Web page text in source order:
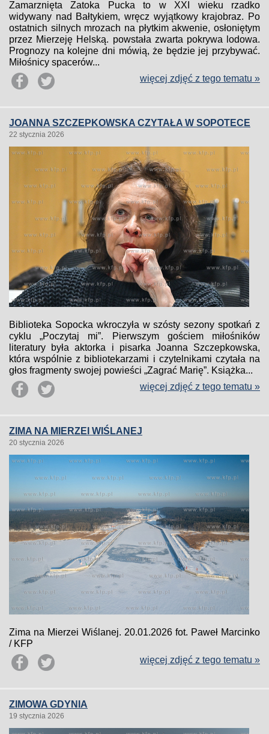
Zamarznięta Zatoka Pucka to w XXI wieku rzadko
widywany nad Bałtykiem, wręcz wyjątkowy krajobraz. Po
ostatnich silnych mrozach na płytkim akwenie, osłoniętym
przez Mierzeję Helską. powstała zwarta pokrywa lodowa.
Prognozy na kolejne dni mówią, że będzie jej przybywać.
Miłośnicy spacerów...
więcej zdjęć z tego tematu »
JOANNA SZCZEPKOWSKA CZYTAŁA W SOPOTECE
22 stycznia 2026
Biblioteka Sopocka wkroczyła w szósty sezony spotkań z
cyklu „Poczytaj mi”. Pierwszym gościem miłośników
literatury była aktorka i pisarka Joanna Szczepkowska,
która wspólnie z bibliotekarzami i czytelnikami czytała na
głos fragmenty swojej powieści „Zagrać Marię”. Książka...
więcej zdjęć z tego tematu »
ZIMA NA MIERZEI WIŚLANEJ
20 stycznia 2026
Zima na Mierzei Wiślanej. 20.01.2026 fot. Paweł Marcinko
/ KFP
więcej zdjęć z tego tematu »
ZIMOWA GDYNIA
19 stycznia 2026